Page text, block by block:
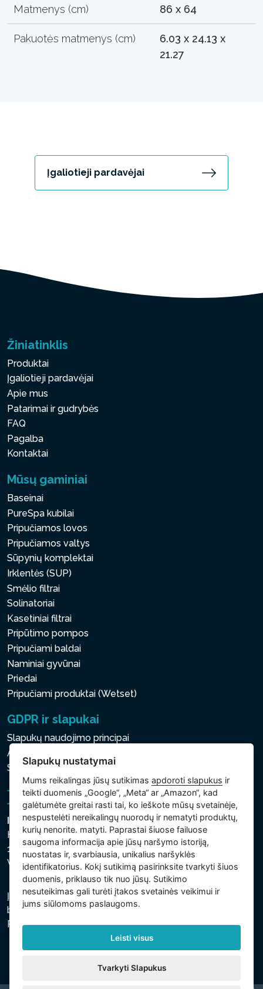
Matmenys (cm) 86 x 64
Pakuotės matmenys (cm)
6.03 x 24.13 x
21.27
Įgaliotieji pardavėjai
Žiniatinklis
Produktai
Įgaliotieji pardavėjai
Apie mus
Patarimai ir gudrybės
FAQ
Pagalba
Kontaktai
Mūsų gaminiai
Baseinai
PureSpa kubilai
Pripučiamos lovos
Pripučiamos valtys
Sūpynių komplektai
Irklentės (SUP)
Smėlio filtrai
Solinatoriai
Kasetiniai filtrai
Pripūtimo pompos
Pripučiami baldai
Naminiai gyvūnai
Priedai
Pripučiami produktai (Wetset)
GDPR ir slapukai
Slapukų naudojimo principai
Asmens ir kitų tvarkomų duomenų apsaugos politika
Slapukų nustatymai
Intex Trading, s.r.o.
Hradecká 2526/3
130 00 Praha 3
Vinohrady - Česká republika
Įmonė įregistruota Prahos miesto teisme, C skyriuje,
bylos numeris 74759. regsitracijos numeris: 26150808,
PVM kodas: CZ26150808.
Slapukų nustatymai
Mums reikalingas jūsų sutikimasapdoroti slapukus ir
teikti duomenis „Google“, „Meta“ ar „Amazon“, kad
galėtumėte greitai rasti tai, ko ieškote mūsų svetainėje,
nespustelėti nereikalingų nuorodų ir nematyti produktų,
kurių nenorite. matyti. Paprastai šiuose failuose
saugoma informacija apie jūsų naršymo istoriją,
nuostatas ir, svarbiausia, unikalius naršyklės
identifikatorius. Kokį sutikimą pasirinksite tvarkyti šiuos
duomenis, priklauso tik nuo jūsų. Sutikimo
nesuteikimas gali turėti įtakos svetainės veikimui ir
jums siūlomoms paslaugoms.
Leisti visus
Tvarkyti Slapukus